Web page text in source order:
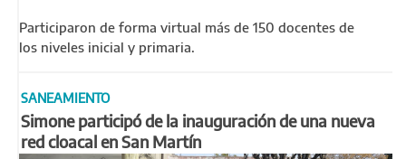
Participaron de forma virtual más de 150 docentes de
los niveles inicial y primaria.
SANEAMIENTO
Simone participó de la inauguración de una nueva
red cloacal en San Martín